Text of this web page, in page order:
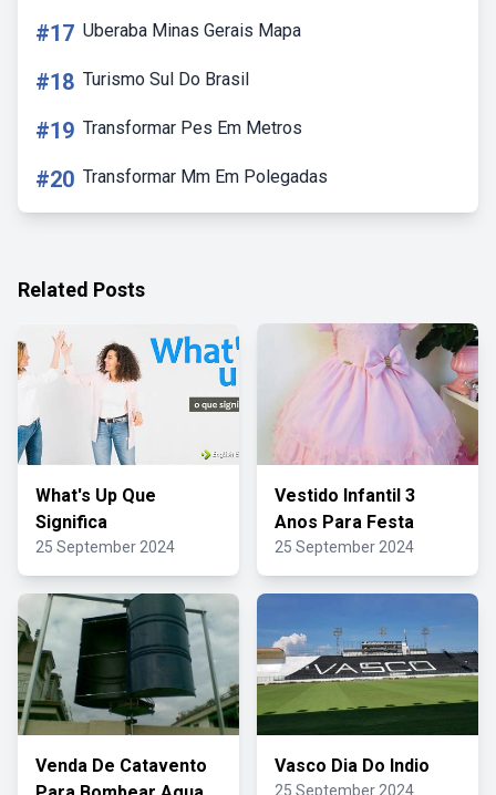
#17 Uberaba Minas Gerais Mapa
#18 Turismo Sul Do Brasil
#19 Transformar Pes Em Metros
#20 Transformar Mm Em Polegadas
Related Posts
What's Up Que
Significa
25 September 2024
Vestido Infantil 3
Anos Para Festa
25 September 2024
Venda De Catavento
Vasco Dia Do Indio
25 September 2024